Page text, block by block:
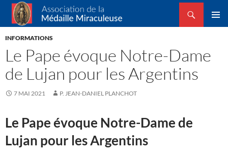
Association de la Médaille Miraculeuse
Recherche
ALLER
INFORMATIONS
Le Pape évoque Notre-Dame
de Lujan pour les Argentins
7 MAI 2021 P. JEAN-DANIEL PLANCHOT
Le Pape évoque Notre-Dame de
Lujan pour les Argentins